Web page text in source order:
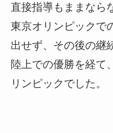
直接指導もままなら
東京オリンピックで
出せず、その後の継
陸上での優勝を経て
リンピックでした。